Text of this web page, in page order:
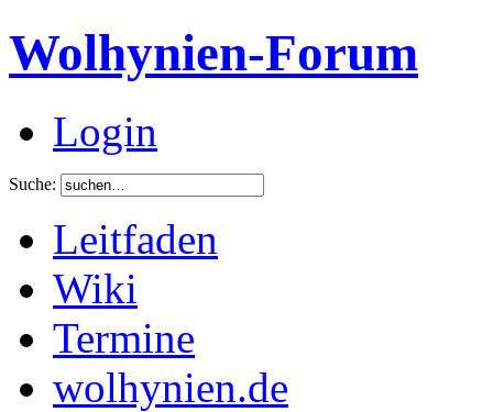
Wolhynien-Forum
Login
Suche:
Leitfaden
Wiki
Termine
wolhynien.de